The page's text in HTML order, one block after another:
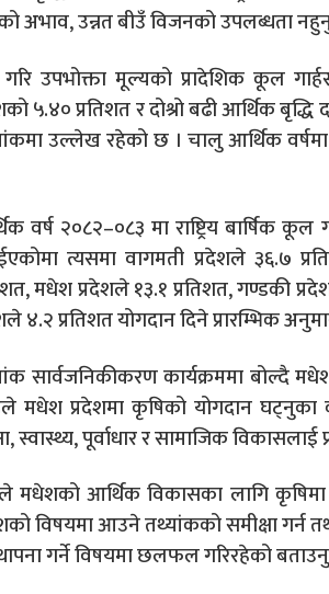
अभाव, उन्नत बीउँ विजनको उपलब्धता
उपभोक्ता मूल्यको प्रादेशिक कूल
५.४० प्रतिशत र दोश्रो बढी आर्थिक
उल्लेख रहेको छ । चालु आर्थिक
वर्ष २०८२–०८३ मा राष्ट्रिय बार्षिक
त्यसमा वागमती प्रदेशले ३६.७
मधेश प्रदेशले १३.१ प्रतिशत, गण्डकी
४.२ प्रतिशत योगदान दिने प्रारम्भिक
सार्वजनिकीकरण कार्यक्रममा बोल्दै
मधेश प्रदेशमा कृषिको योगदान
स्वास्थ्य, पूर्वाधार र सामाजिक विकासलाई
मधेशको आर्थिक विकासका लागि कृषिमा
विषयमा आउने तथ्यांकको समीक्षा गर्न
गर्ने विषयमा छलफल गरिरहेको